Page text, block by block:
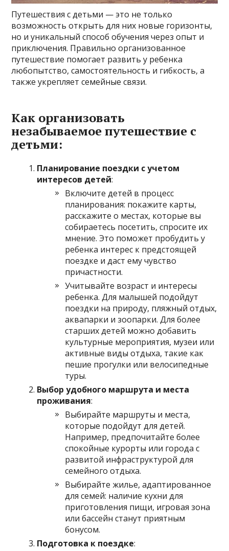
Путешествия с детьми — это не только
возможность открыть для них новые горизонты,
но и уникальный способ обучения через опыт и
приключения. Правильно организованное
путешествие помогает развить у ребенка
любопытство, самостоятельность и гибкость, а
также укрепляет семейные связи.
Как организовать
незабываемое путешествие с
детьми:
Планирование поездки с учетом
интересов детей:
Включите детей в процесс
планирования: покажите карты,
расскажите о местах, которые вы
собираетесь посетить, спросите их
мнение. Это поможет пробудить у
ребенка интерес к предстоящей
поездке и даст ему чувство
причастности.
Учитывайте возраст и интересы
ребенка. Для малышей подойдут
поездки на природу, пляжный отдых,
аквапарки и зоопарки. Для более
старших детей можно добавить
культурные мероприятия, музеи или
активные виды отдыха, такие как
пешие прогулки или велосипедные
туры.
Выбор удобного маршрута и места
проживания:
Выбирайте маршруты и места,
которые подойдут для детей.
Например, предпочитайте более
спокойные курорты или города с
развитой инфраструктурой для
семейного отдыха.
Выбирайте жилье, адаптированное
для семей: наличие кухни для
приготовления пищи, игровая зона
или бассейн станут приятным
бонусом.
Подготовка к поездке: